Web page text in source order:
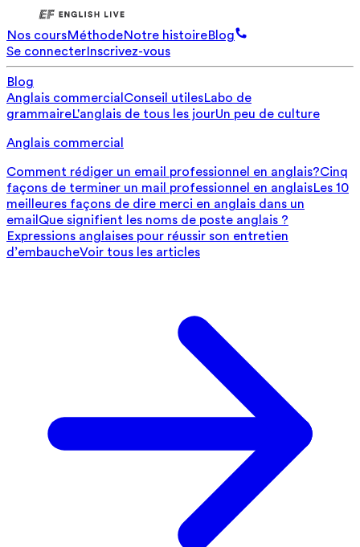
Nos coursMéthodeNotre histoireBlog
Se connecterInscrivez-vous
Blog
Anglais commercial Conseil utilesLabo de
grammaireL'anglais de tous les jourUn peu de culture
Anglais commercial
Comment rédiger un email professionnel en anglais?Cinq
façons de terminer un mail professionnel en anglaisLes 10
meilleures façons de dire merci en anglais dans un
email Que signifient les noms de poste anglais ?
Expressions anglaises pour réussir son entretien
d’embaucheVoir tous les articles